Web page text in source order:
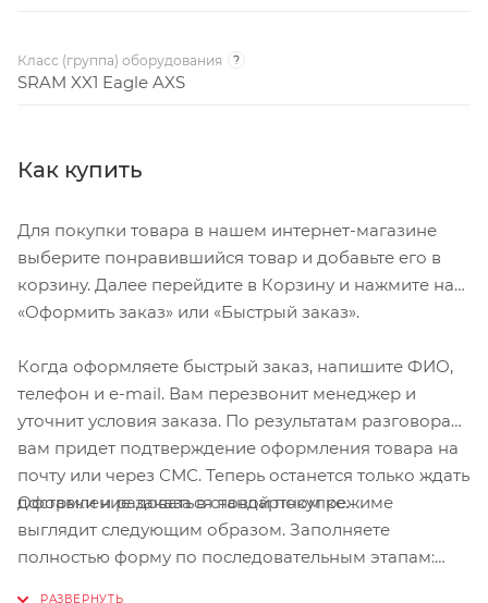
Класс (группа) оборудования ?
SRAM XX1 Eagle AXS
Как купить
Для покупки товара в нашем интернет-магазине
выберите понравившийся товар и добавьте его в
корзину. Далее перейдите в Корзину и нажмите на
«Оформить заказ» или «Быстрый заказ».
Когда оформляете быстрый заказ, напишите ФИО,
телефон и e-mail. Вам перезвонит менеджер и
уточнит условия заказа. По результатам разговора
вам придет подтверждение оформления товара на
почту или через СМС. Теперь останется только ждать
доставки и радоваться новой покупке.
Оформление заказа в стандартном режиме
выглядит следующим образом. Заполняете
полностью форму по последовательным этапам: